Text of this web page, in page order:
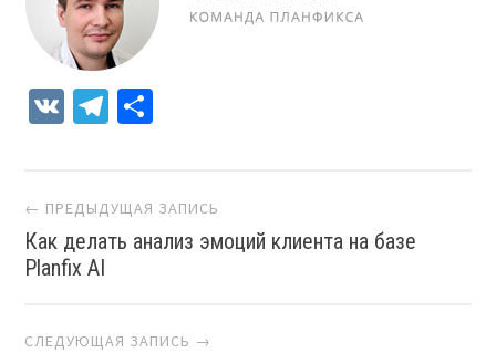
VK Telegram
Навигация
← ПРЕДЫДУЩАЯ ЗАПИСЬ
Как делать анализ эмоций клиента на базе
Planfix AI
СЛЕДУЮЩАЯ ЗАПИСЬ →